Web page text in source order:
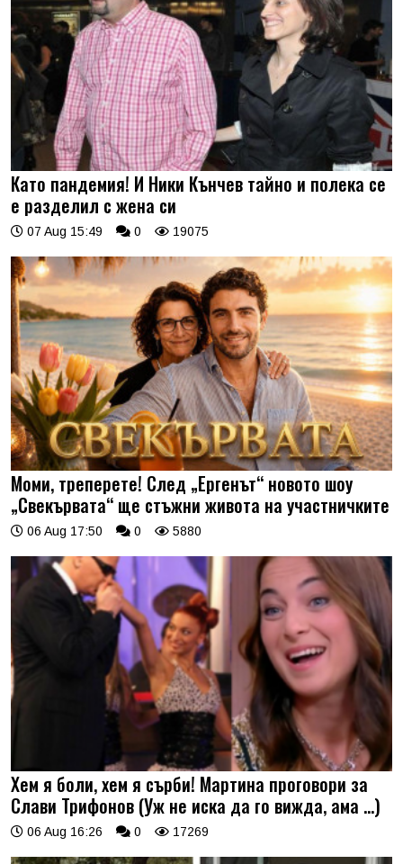
Като пандемия! И Ники Кънчев тайно и полека се
е разделил с жена си
07 Aug 15:49 0 19075
Моми, треперете! След „Ергенът“ новото шоу
„Свекървата“ ще стъжни живота на участничките
06 Aug 17:50 0 5880
Хем я боли, хем я сърби! Мартина проговори за
Слави Трифонов (Уж не иска да го вижда, ама …)
06 Aug 16:26 0 17269